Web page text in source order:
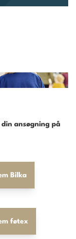
ansøgning på
Bilka
føtex